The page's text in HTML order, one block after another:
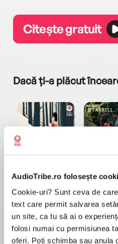
AudioTribe.ro folosește
Cookie-uri? Sunt ceva de
text care permit salvarea
un site, ca tu să ai o
folosi numai cu permisiunea
oferi. Poți schimba sau anula
Citește gratuit
Dacă ți-a plăcut
Haruki Murakami Maggie